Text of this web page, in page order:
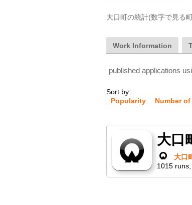
大口町の統計(数字で見る
Work Information
published applications
Sort by:
Popularity
Number
大口
大口
1015 runs